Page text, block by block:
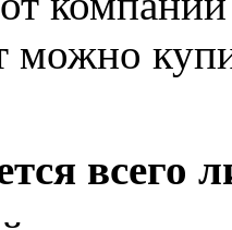
можно
всего